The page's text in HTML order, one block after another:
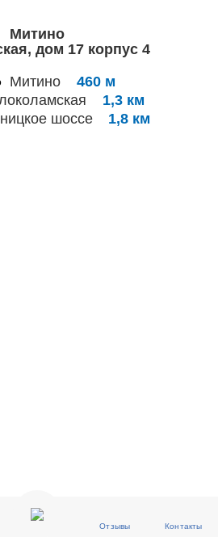
Отзывы Контакты
Митино
дом 17 корпус 4
Митино
460 м
1,3 км
шоссе
1,8 км